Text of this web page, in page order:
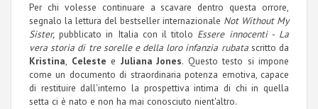
Per chi volesse continuare a scavare dentro questa orrore,
segnalo la lettura del bestseller internazionale Not Without My
Sister, pubblicato in Italia con il titolo Essere innocenti - La
vera storia di tre sorelle e della loro infanzia rubatascritto da
Kristina, Celeste e Juliana Jones. Questo testo si impone
come un documento di straordinaria potenza emotiva, capace
di restituire dall'interno la prospettiva intima di chi in quella
setta ci è nato e non ha mai conosciuto nient'altro.